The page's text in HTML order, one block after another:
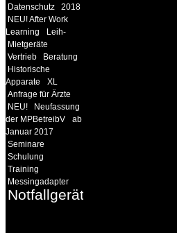
Datenschutz
2018
NEU! After Work
Learning
Leih-
Mietgeräte
Vertrieb
Beratung
Historische
Apparate
XL
Anfrage für Ärzte
NEU!
Neufassung
der MPBetreibV
ab
Januar 2017
Seminare
Schulung
Training
Messingadapter
Notfallgeräte